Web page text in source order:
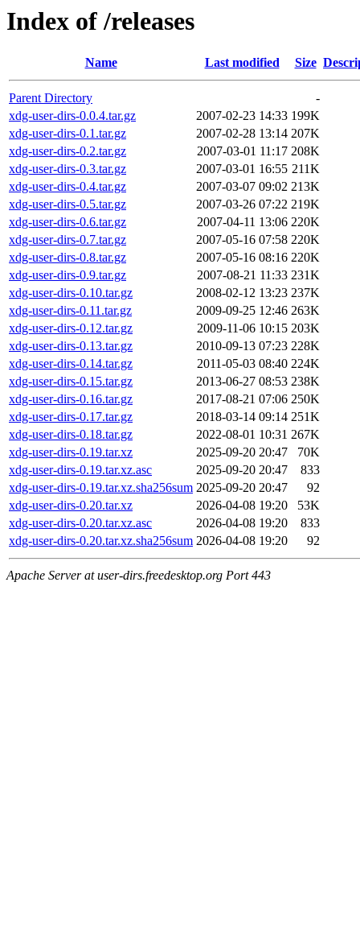
Index of /releases
Name Last modified Size
Parent Directory
-
xdg-user-dirs-0.0.4.tar.gz
2007-02-23 14:33 199K
xdg-user-dirs-0.1.tar.gz
2007-02-28 13:14 207K
xdg-user-dirs-0.2.tar.gz
2007-03-01 11:17 208K
xdg-user-dirs-0.3.tar.gz
2007-03-01 16:55 211K
xdg-user-dirs-0.4.tar.gz
2007-03-07 09:02 213K
xdg-user-dirs-0.5.tar.gz
2007-03-26 07:22 219K
xdg-user-dirs-0.6.tar.gz
2007-04-11 13:06 220K
xdg-user-dirs-0.7.tar.gz
2007-05-16 07:58 220K
xdg-user-dirs-0.8.tar.gz
2007-05-16 08:16 220K
xdg-user-dirs-0.9.tar.gz
2007-08-21 11:33 231K
xdg-user-dirs-0.10.tar.gz
2008-02-12 13:23 237K
xdg-user-dirs-0.11.tar.gz
2009-09-25 12:46 263K
xdg-user-dirs-0.12.tar.gz
2009-11-06 10:15 203K
xdg-user-dirs-0.13.tar.gz
2010-09-13 07:23 228K
xdg-user-dirs-0.14.tar.gz
2011-05-03 08:40 224K
xdg-user-dirs-0.15.tar.gz
2013-06-27 08:53 238K
xdg-user-dirs-0.16.tar.gz
2017-08-21 07:06 250K
xdg-user-dirs-0.17.tar.gz
2018-03-14 09:14 251K
xdg-user-dirs-0.18.tar.gz
2022-08-01 10:31 267K
xdg-user-dirs-0.19.tar.xz
2025-09-20 20:47
70K
xdg-user-dirs-0.19.tar.xz.asc
2025-09-20 20:47
833
xdg-user-dirs-0.19.tar.xz.sha256sum 2025-09-20 20:47
92
xdg-user-dirs-0.20.tar.xz
2026-04-08 19:20
53K
xdg-user-dirs-0.20.tar.xz.asc
2026-04-08 19:20
833
xdg-user-dirs-0.20.tar.xz.sha256sum 2026-04-08 19:20 92
Apache Server at user-dirs.freedesktop.org Port 443